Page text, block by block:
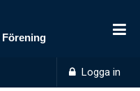
Logga in